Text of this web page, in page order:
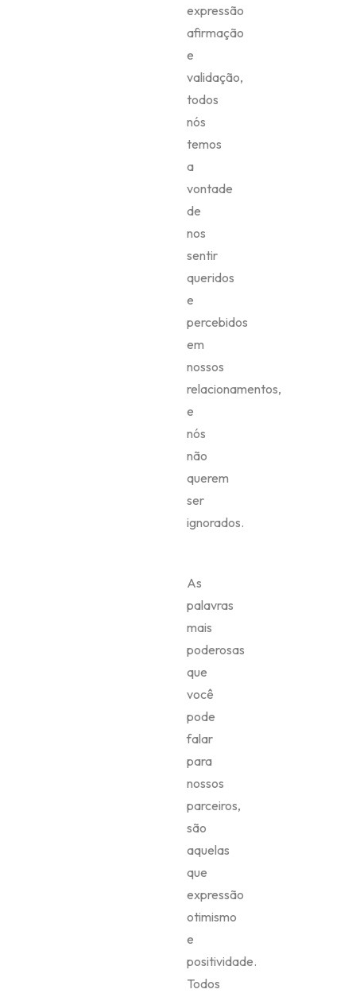
expressão
afirmação
e
validação,
todos
nós
temos
a
vontade
de
nos
sentir
queridos
e
percebidos
em
nossos
relacionamentos,
e
nós
não
querem
ser
ignorados.
As
palavras
mais
poderosas
que
você
pode
falar
para
nossos
parceiros,
são
aquelas
que
expressão
otimismo
e
positividade.
Todos